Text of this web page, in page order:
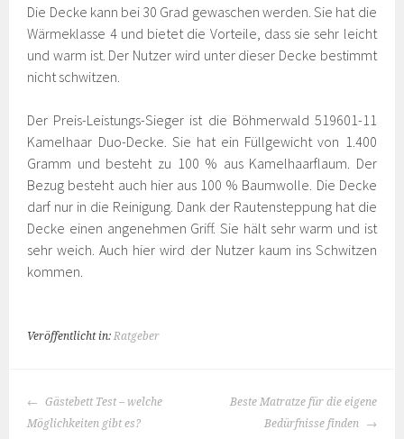
Die Decke kann bei 30 Grad gewaschen werden. Sie hat die
Wärmeklasse 4 und bietet die Vorteile, dass sie sehr leicht
und warm ist. Der Nutzer wird unter dieser Decke bestimmt
nicht schwitzen.
Der Preis-Leistungs-Sieger ist die Böhmerwald 519601-11
Kamelhaar Duo-Decke. Sie hat ein Füllgewicht von 1.400
Gramm und besteht zu 100 % aus Kamelhaarflaum. Der
Bezug besteht auch hier aus 100 % Baumwolle. Die Decke
darf nur in die Reinigung. Dank der Rautensteppung hat die
Decke einen angenehmen Griff. Sie hält sehr warm und ist
sehr weich. Auch hier wird der Nutzer kaum ins Schwitzen
kommen.
Veröffentlicht in:Ratgeber
BEITRAGS-
NAVIGATION
Gästebett Test – welche
Möglichkeiten gibt es?
Beste Matratze für die eigene
Bedürfnisse finden